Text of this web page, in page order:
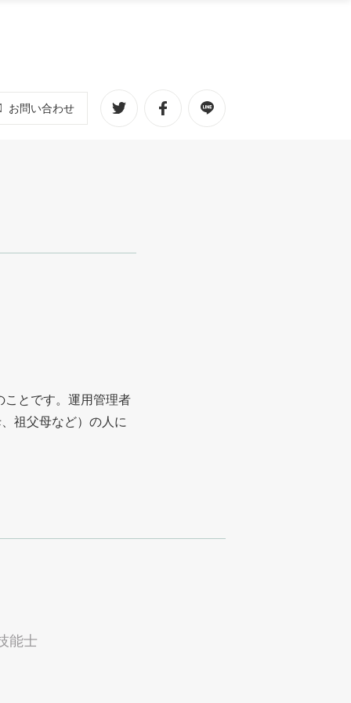
お問い合わせ
ことです。運用管理者
祖父母など）の人に
能士